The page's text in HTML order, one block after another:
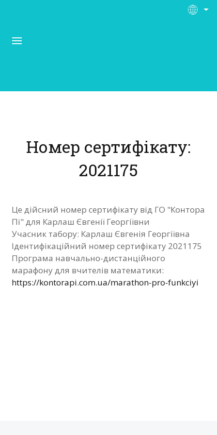
Матеріали
Нас підтримують
Фотозвіт
Видані сертифікати
Контакти
Номер сертифікату:
2021175
Це дійсний номер сертифікату від ГО "Контора
Пі" для Карлаш Євгенії Георгіївни
Учасник табору: Карлаш Євгенія Георгіївна
Ідентифікаційний номер сертифікату 2021175
Програма навчально-дистанційного
марафону для вчителів математики:
https://kontorapi.com.ua/marathon-pro-funkciyi